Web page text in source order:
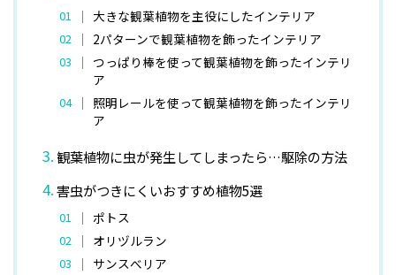
大きな観葉植物を主役にしたインテリア
2パターンで観葉植物を飾ったインテリア
つっぱり棒を使って観葉植物を飾ったインテリ
ア
照明レールを使って観葉植物を飾ったインテリ
ア
観葉植物に虫が発生してしまったら…駆除の方法
害虫がつきにくいおすすめ植物5選
ポトス
オリヅルラン
サンスべリア